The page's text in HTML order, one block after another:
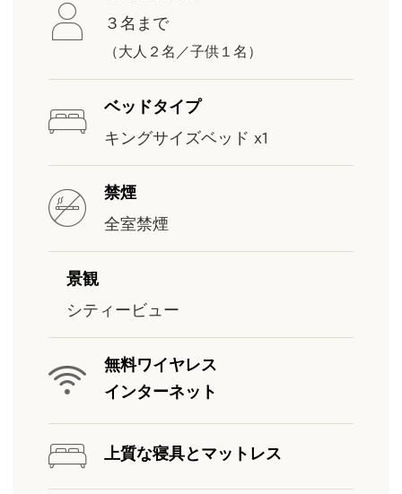
３名まで
（大人２名／子供１名）
ベッドタイプ
キングサイズベッド x1
禁煙
全室禁煙
景観
シティービュー
無料ワイヤレス
インターネット
上質な寝具とマットレス